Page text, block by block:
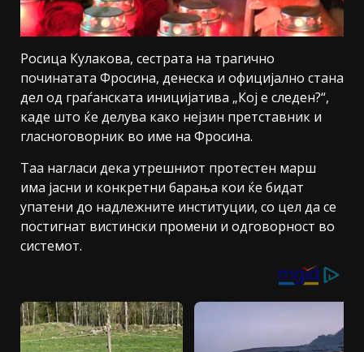
Росица Кулакова, сестрата на трагично
починатата Фросина, денеска и официјално стана
дел од граѓанската иницијатива „Кој е следен?“,
каде што ќе делува како нејзин претставник и
гласноговорник во име на Фросина.
Таа нагласи дека утрешниот протестен марш
има јасни и конкретни барања кои ќе бидат
упатени до надлежните институции, со цел да се
постигнат вистински промени и одговорност во
системот.